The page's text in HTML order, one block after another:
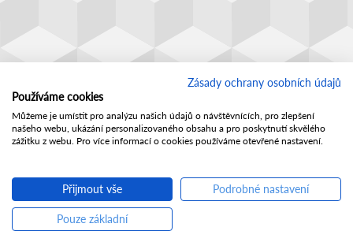
Zásady ochrany osobních údajů
Používáme cookies
Můžeme je umístit pro analýzu našich údajů o návštěvnících, pro zlepšení
našeho webu, ukázání personalizovaného obsahu a pro poskytnutí skvělého
zážitku z webu. Pro více informací o cookies používáme otevřené nastavení.
Přijmout vše Podrobné nastavení
Pouze základní